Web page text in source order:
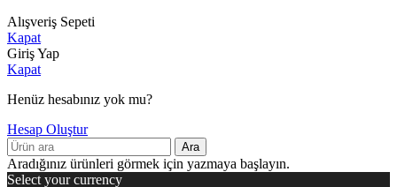
Alışveriş Sepeti
Kapat
Giriş Yap
Kapat
Henüz hesabınız yok mu?
Hesap Oluştur
Ara
Aradığınız ürünleri görmek için yazmaya başlayın.
Select your currency